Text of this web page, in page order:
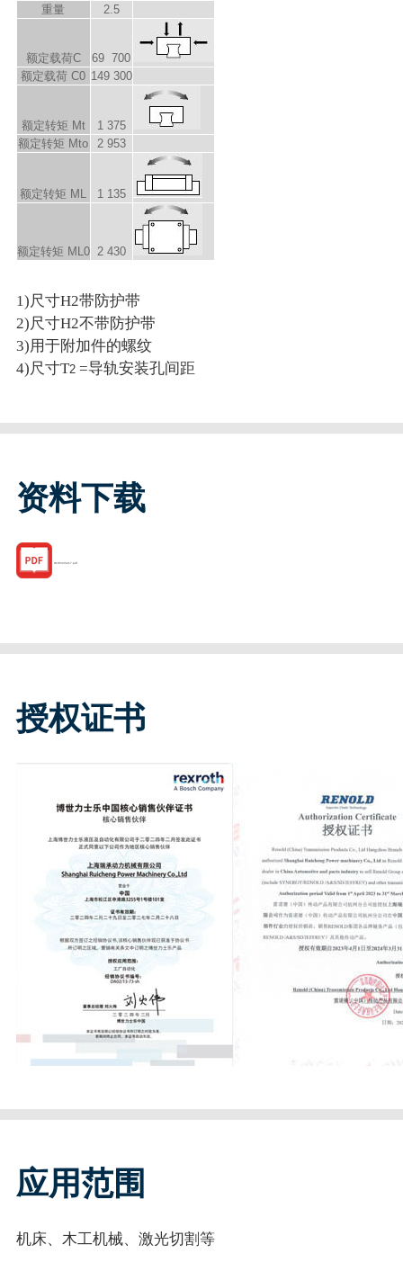
重量
2.5
额定载荷C
69 700
额定载荷 C0 149 300
额定转矩 Mt
1 375
额定转矩 Mto 2 953
额定转矩 M L 1 135
额定转矩 M L0 2 430
1)尺寸H2带防护带
2)尺寸H2不带防护带
3)用于附加件的螺纹
4)尺寸T2 =导轨安装孔间距
资料下载
R185333217.pdf
授权证书
应用范围
机床、木工机械、激光切割等